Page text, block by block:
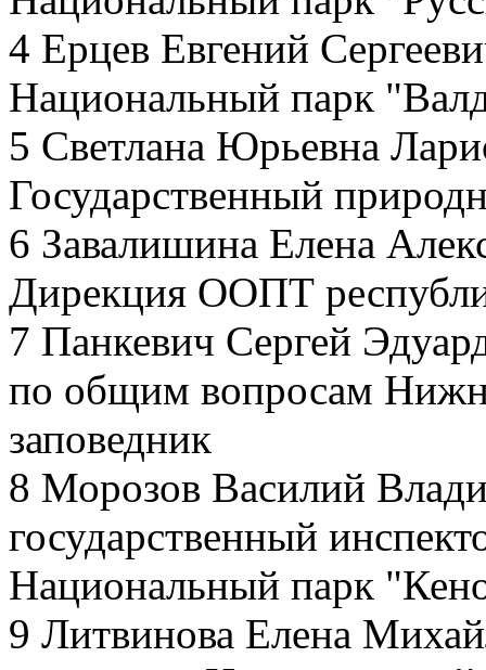
4 Ерцев Евгений
Национальный парк
5 Светлана Юрьевна
Государственный
6 Завалишина Елена
Дирекция ООПТ
7 Панкевич Сергей
по общим вопросам
заповедник
8 Морозов Василий
государственный
Национальный парк
9 Литвинова Елена